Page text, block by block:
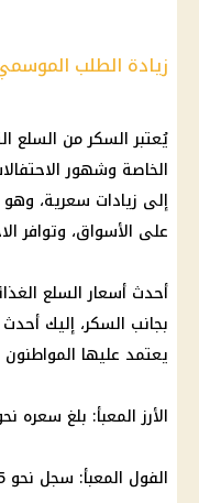
زيادة الطلب
يُعتبر السكر من السلع
الخاصة وشهور
إلى زيادات سعرية،
على الأسواق، وتوافر
أحدث أسعار السلع
بجانب السكر، إليك
يعتمد عليها
الأرز المعبأ: بلغ سعره نحو 35.26 جنيهًا
الفول المعبأ: سجل نحو 58.55 جنيهًا للكيلو.